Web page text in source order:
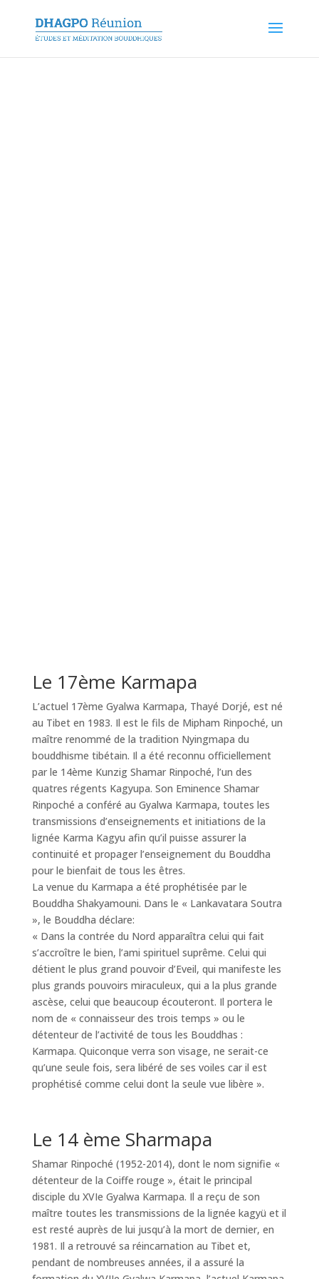
Le 17ème Karmapa
L’actuel 17ème Gyalwa Karmapa, Thayé Dorjé, est né
au Tibet en 1983. Il est le fils de Mipham Rinpoché, un
maître renommé de la tradition Nyingmapa du
bouddhisme tibétain. Il a été reconnu officiellement
par le 14ème Kunzig Shamar Rinpoché, l’un des
quatres régents Kagyupa. Son Eminence Shamar
Rinpoché a conféré au Gyalwa Karmapa, toutes les
transmissions d’enseignements et initiations de la
lignée Karma Kagyu afin qu’il puisse assurer la
continuité et propager l’enseignement du Bouddha
pour le bienfait de tous les êtres.
La venue du Karmapa a été prophétisée par le
Bouddha Shakyamouni. Dans le « Lankavatara Soutra
», le Bouddha déclare:
« Dans la contrée du Nord apparaîtra celui qui fait
s’accroître le bien, l’ami spirituel suprême. Celui qui
détient le plus grand pouvoir d’Eveil, qui manifeste les
plus grands pouvoirs miraculeux, qui a la plus grande
ascèse, celui que beaucoup écouteront. Il portera le
nom de « connaisseur des trois temps » ou le
détenteur de l’activité de tous les Bouddhas :
Karmapa. Quiconque verra son visage, ne serait-ce
qu’une seule fois, sera libéré de ses voiles car il est
prophétisé comme celui dont la seule vue libère ».
Le 14 ème Sharmapa
Shamar Rinpoché (1952-2014), dont le nom signifie «
détenteur de la Coiffe rouge », était le principal
disciple du XVIe Gyalwa Karmapa. Il a reçu de son
maître toutes les transmissions de la lignée kagyü et il
est resté auprès de lui jusqu’à la mort de dernier, en
1981. Il a retrouvé sa réincarnation au Tibet et,
pendant de nombreuses années, il a assuré la